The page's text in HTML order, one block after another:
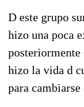
D este grupo
hizo una poca
posteriormente
hizo la vida d
para